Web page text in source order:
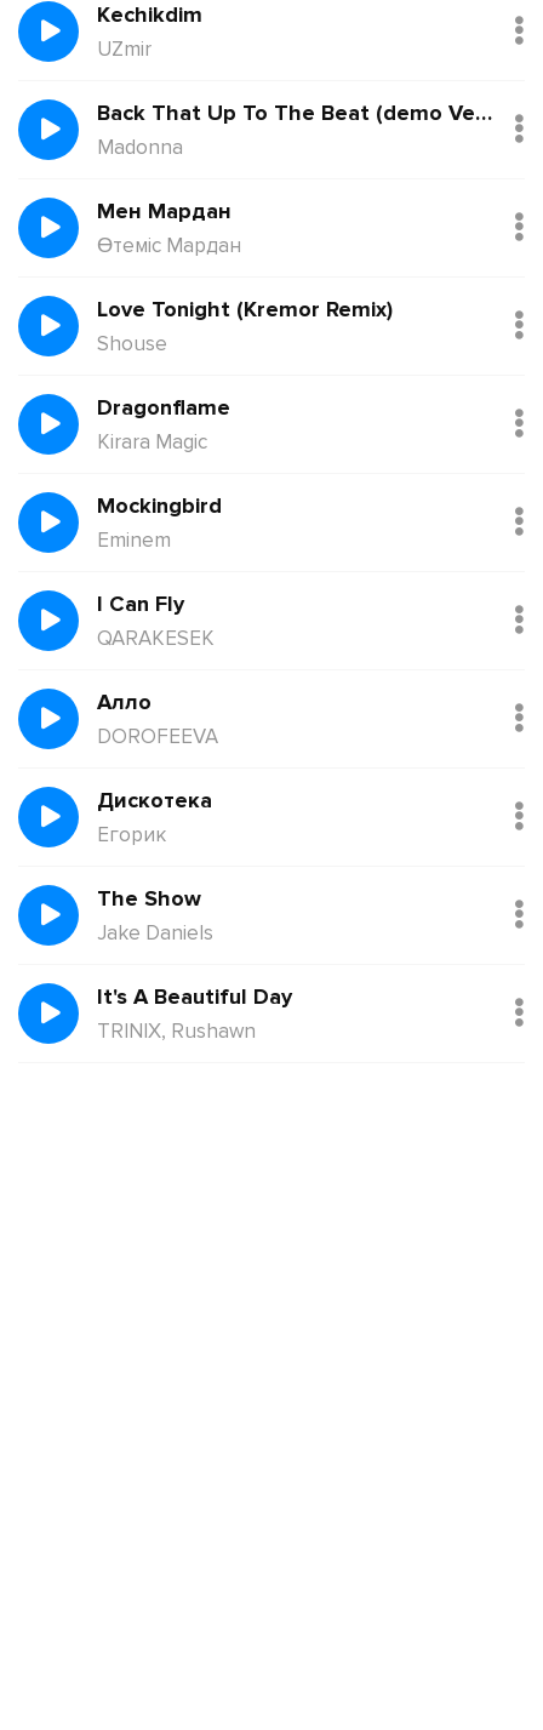
Kechikdim
UZmir
Back That Up To The Beat (demo Version)
Madonna
Мен Мардан
Өтеміс Мардан
Love Tonight (Kremor Remix)
Shouse
Dragonflame
Kirara Magic
Mockingbird
Eminem
I Can Fly
QARAKESEK
Алло
DOROFEEVA
Дискотека
Егорик
The Show
Jake Daniels
It's A Beautiful Day
TRINIX, Rushawn